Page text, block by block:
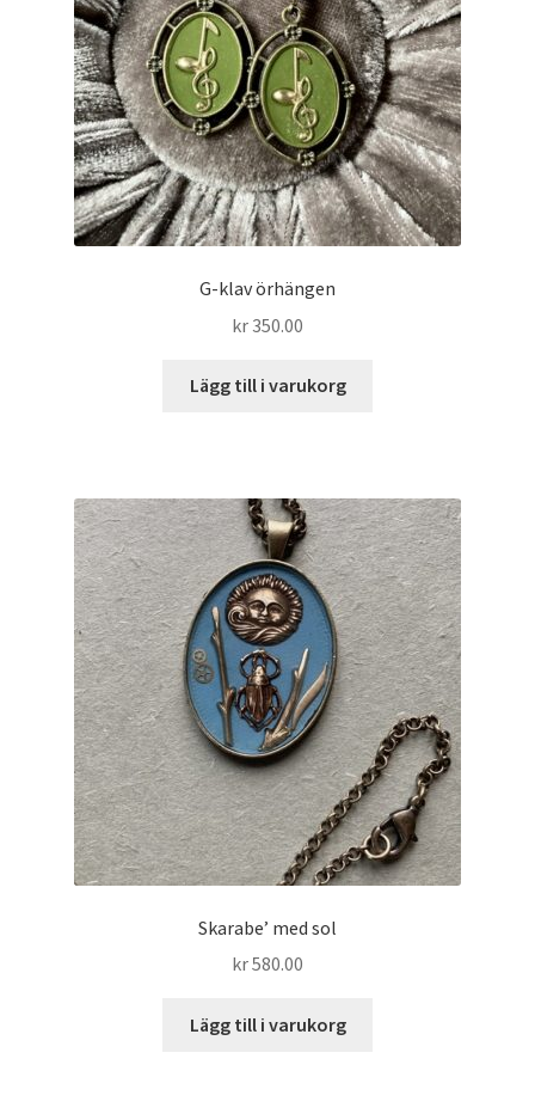
G-klav örhängen
kr350.00
Lägg till i varukorg
Skarabe’ med sol
kr580.00
Lägg till i varukorg